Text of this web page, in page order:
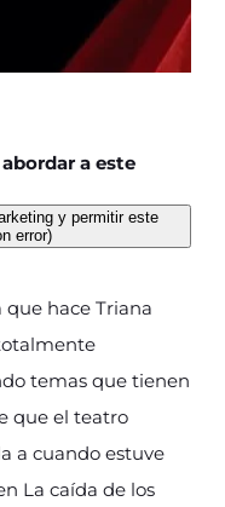
y permitir este
error)
a este
que hace Triana
temas que tienen
que el teatro
a cuando estuve
La caída de los